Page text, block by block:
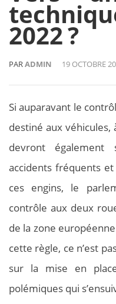
2022 ?
PARADMIN 19 OCTOBRE
Si auparavant le
destiné aux
devront également
accidents fréquents
ces engins, le
contrôle aux deux
de la zone
cette règle, ce n’est
sur la mise en
polémiques qui